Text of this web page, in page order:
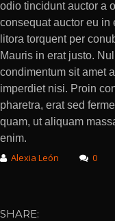
odio tincidunt auctor a
consequat auctor eu in
litora torquent per
Mauris in erat justo.
condimentum sit amet
imperdiet nisi. Proin
pharetra, erat sed
quam, ut aliquam
enim.
Alexia León 0
SHARE: